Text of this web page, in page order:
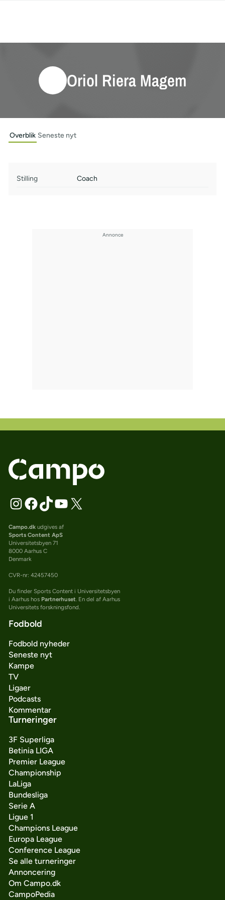
Oriol Riera Magem
Overblik Seneste nyt
Stilling Coach
Campo.dkudgives af
Sports Content ApS
Universitetsbyen 71
8000 Aarhus C
Denmark
CVR-nr: 42457450
Du finder Sports Content i Universitetsbyen
i Aarhus hos Partnerhuset. En del af Aarhus
Universitets forskningsfond.
Fodbold
Fodbold nyheder
Seneste nyt
Kampe
TV
Ligaer
Podcasts
Kommentar
Turneringer
3F Superliga
Betinia LIGA
Premier League
Championship
LaLiga
Bundesliga
Serie A
Ligue 1
Champions League
Europa League
Conference League
Se alle turneringer
Annoncering
Om Campo.dk
CampoPedia